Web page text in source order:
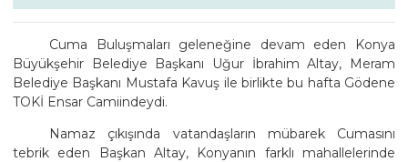
Cuma Buluşmaları geleneğine devam eden Konya
Büyükşehir Belediye Başkanı Uğur İbrahim Altay, Meram
Belediye Başkanı Mustafa Kavuş ile birlikte bu hafta Gödene
TOKİ Ensar Camiindeydi.
Namaz çıkışında vatandaşların mübarek Cumasını
tebrik eden Başkan Altay, Konyanın farklı mahallelerinde